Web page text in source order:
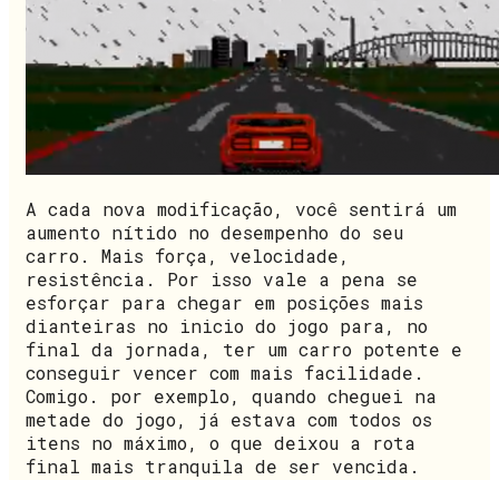
A cada nova modificação, você sentirá um
aumento nítido no desempenho do seu
carro. Mais força, velocidade,
resistência. Por isso vale a pena se
esforçar para chegar em posições mais
dianteiras no inicio do jogo para, no
final da jornada, ter um carro potente e
conseguir vencer com mais facilidade.
Comigo. por exemplo, quando cheguei na
metade do jogo, já estava com todos os
itens no máximo, o que deixou a rota
final mais tranquila de ser vencida.